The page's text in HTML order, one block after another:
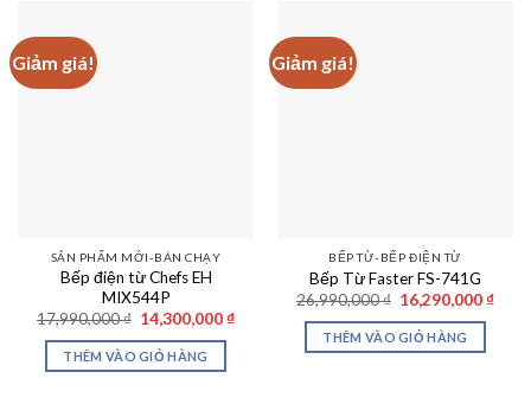
Giảm giá!
SẢN PHẨM MỚI-BÁN CHẠY
Bếp điện từ Chefs EH
MIX544P
17,990,000₫ Giá
gốc
là:
17,990,000 ₫.
14,300,000 ₫Giá
THÊM VÀO GIỎ HÀNG
Giảm giá!
BẾP TỪ-BẾP ĐIỆN TỪ
Bếp Từ Faster FS-741G
26,990,000₫ Giá
gốc
là:
26,990,000 ₫.
16,290,000 ₫Giá
THÊM VÀO GIỎ HÀNG